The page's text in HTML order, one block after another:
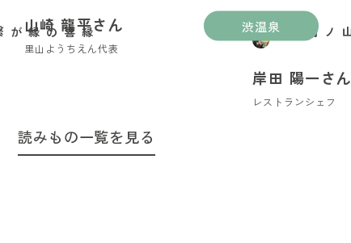
山崎 龍平さん
里山ようちえん代表
渋温泉
岸田 陽一さん
レストランシェフ
読みもの一覧を見る